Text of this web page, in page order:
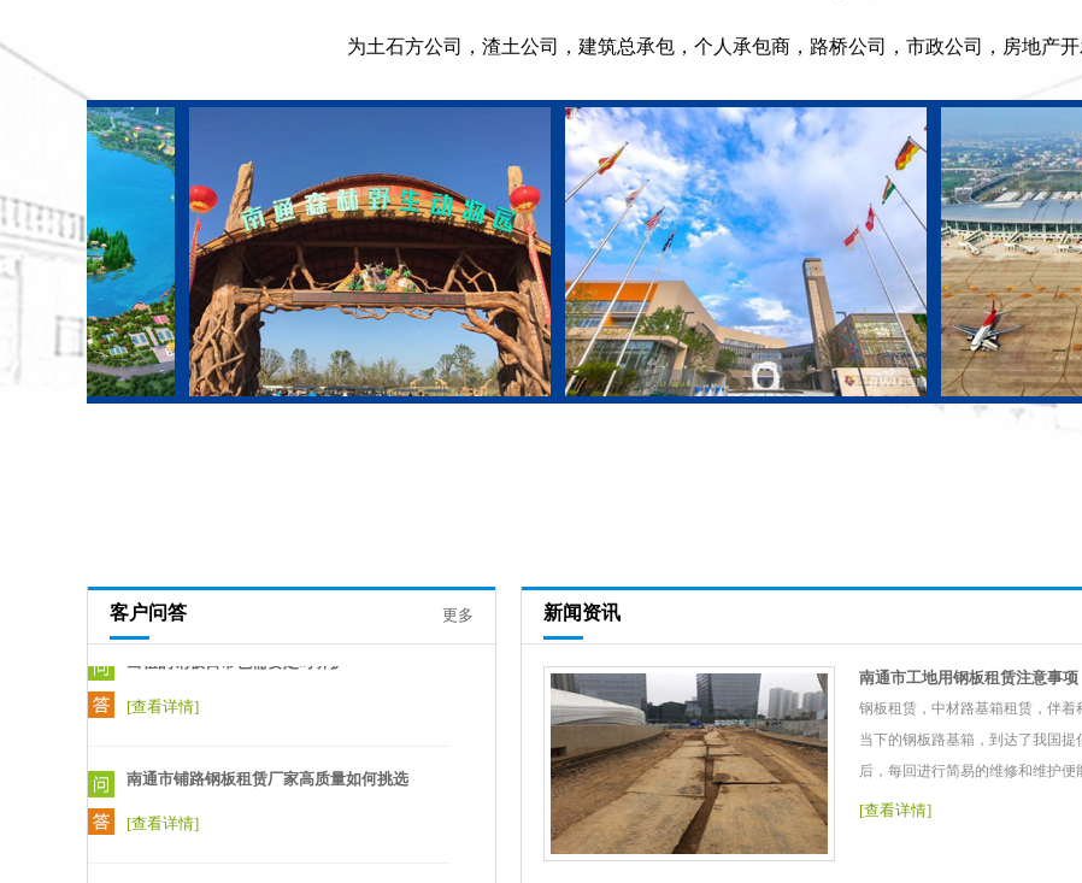
为土石方公司，渣土公司，建筑总承包，个人承包商，路桥公司，市政公司，房地产
更多
客户问答
怎么正确延长钢板的使用寿命
一般的钢板使用寿命一般为30年左右。彩板
的使用寿命与彩涂镀锌层、稳定层、漆层的
厚度及各层材料的质量有关。具有质轻、高
出租的钢板日常也需要定时养护
[查看详情]
南通市铺路钢板租赁厂家高质量如何挑选
南通拉森钢板桩出租公司堆放和吊装方法
新闻资讯
南通市工地用钢板租赁注意事项
钢板租赁，中材路基箱租赁，伴
当下的钢板路基箱，到达了我国
后，每回进行简易的维修和维护
[查看详情]